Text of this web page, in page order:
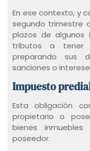
En ese contexto, y
segundo trimestre
plazos de algunos
tributos a tener
preparando sus
sanciones o
Impuesto
Esta obligación
propietario o
bienes
poseedor.